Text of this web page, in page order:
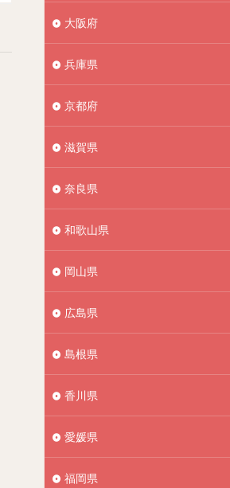
大阪府
兵庫県
京都府
滋賀県
奈良県
和歌山県
岡山県
広島県
島根県
香川県
愛媛県
福岡県